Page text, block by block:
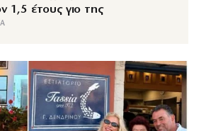
1,5 έτους γιο της